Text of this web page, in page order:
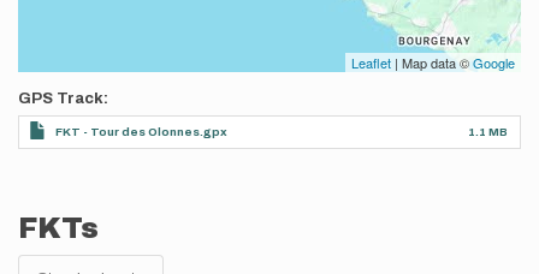
Leaflet | Map data ©Google
GPS Track
FKT - Tour des Olonnes.gpx 1.1 MB
FKTs